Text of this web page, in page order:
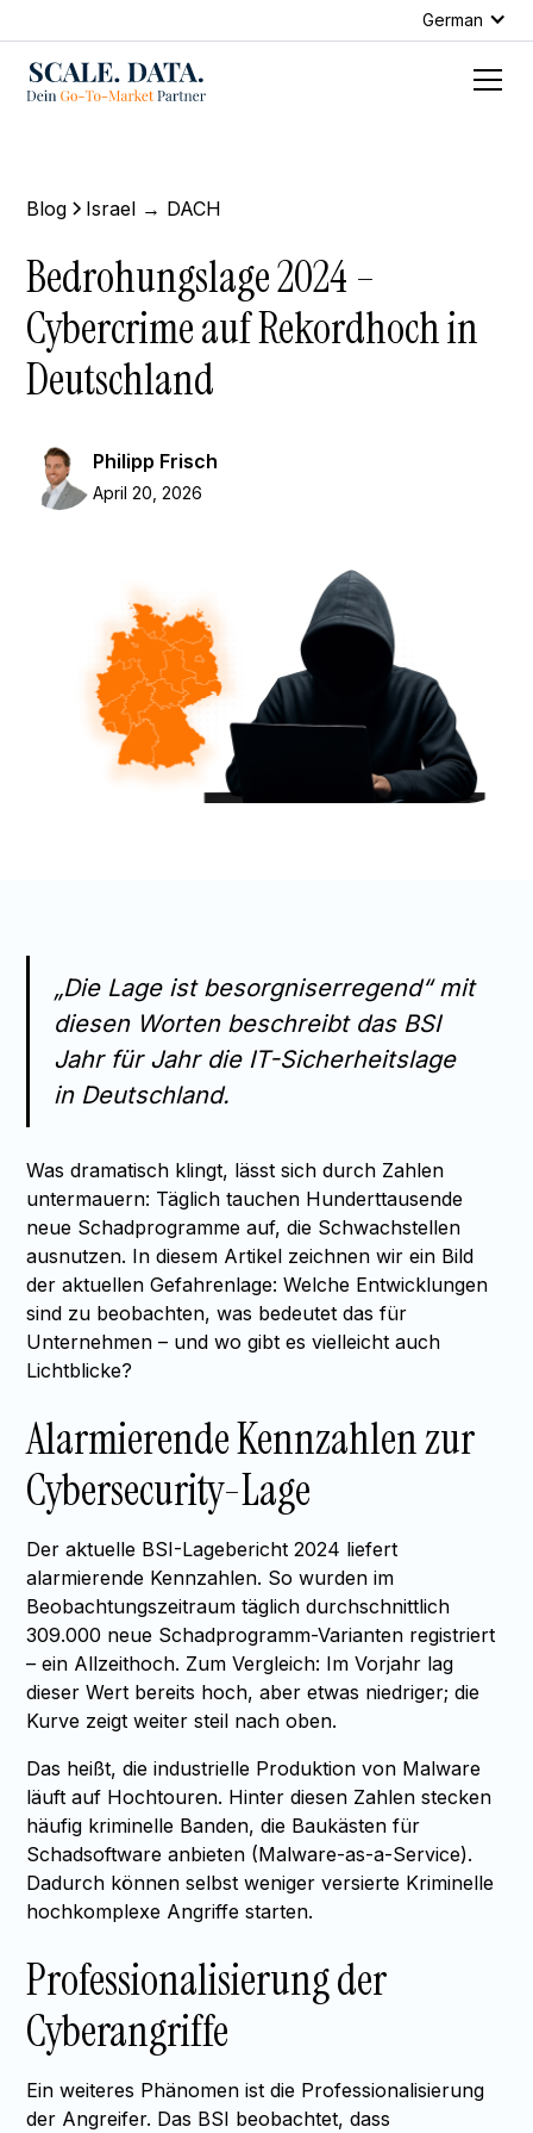
German
Blog Israel → DACH
Bedrohungslage 2024 –
Cybercrime auf Rekordhoch in
Deutschland
Philipp Frisch
April 20, 2026
„Die Lage ist besorgniserregend“ mit
diesen Worten beschreibt das BSI
Jahr für Jahr die IT-Sicherheitslage
in Deutschland.
Was dramatisch klingt, lässt sich durch Zahlen
untermauern: Täglich tauchen Hunderttausende
neue Schadprogramme auf, die Schwachstellen
ausnutzen. In diesem Artikel zeichnen wir ein Bild
der aktuellen Gefahrenlage: Welche Entwicklungen
sind zu beobachten, was bedeutet das für
Unternehmen – und wo gibt es vielleicht auch
Lichtblicke?
Alarmierende Kennzahlen zur
Cybersecurity-Lage
Der aktuelle BSI-Lagebericht 2024 liefert
alarmierende Kennzahlen. So wurden im
Beobachtungszeitraum täglich durchschnittlich
309.000 neue Schadprogramm-Varianten registriert
– ein Allzeithoch. Zum Vergleich: Im Vorjahr lag
dieser Wert bereits hoch, aber etwas niedriger; die
Kurve zeigt weiter steil nach oben.
Das heißt, die industrielle Produktion von Malware
läuft auf Hochtouren. Hinter diesen Zahlen stecken
häufig kriminelle Banden, die Baukästen für
Schadsoftware anbieten (Malware-as-a-Service).
Dadurch können selbst weniger versierte Kriminelle
hochkomplexe Angriffe starten.
Professionalisierung der
Cyberangriffe
Ein weiteres Phänomen ist die Professionalisierung
der Angreifer. Das BSI beobachtet, dass